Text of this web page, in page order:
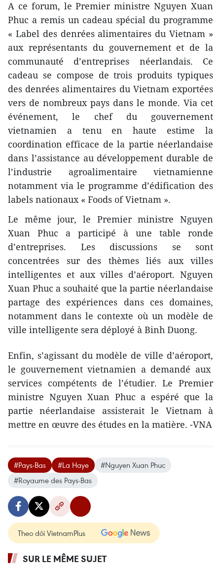
A ce forum, le Premier ministre Nguyen Xuan
Phuc a remis un cadeau spécial du programme
« Label des denrées alimentaires du Vietnam »
aux représentants du gouvernement et de la
communauté d’entreprises néerlandais. Ce
cadeau se compose de trois produits typiques
des denrées alimentaires du Vietnam exportées
vers de nombreux pays dans le monde. Via cet
événement, le chef du gouvernement
vietnamien a tenu en haute estime la
coordination efficace de la partie néerlandaise
dans l’assistance au développement durable de
l’industrie agroalimentaire vietnamienne
notamment via le programme d’édification des
labels nationaux « Foods of Vietnam ».
Le même jour, le Premier ministre Nguyen
Xuan Phuc a participé à une table ronde
d’entreprises. ​Les discussions se sont
concentrées ​sur des thèmes liés aux villes
intelligentes et aux villes d’aéroport. Nguyen
Xuan Phuc a souhaité que la partie néerlandaise
partage des expériences​ dans ces domaines,
notamment dans l​e contexte où ​un modèle​ de
ville intelligente sera déployé à Binh Duong.
Enfin, s’agissant ​du modèle ​de ville d’aéroport,
le gouvernement vietnamien a demand​é aux
services compétents de l’étudier. Le Premier
ministre Nguyen Xuan Phuc a espéré que la
partie néerlandaise assisterait le Vietnam à
mettre en œuvre des études en la matière. -VNA
#Pays-Bas #La Haye
#Nguyen Xuan Phuc
#Royaume des Pays-Bas
Theo dõi VietnamPlus
SUR LE MÊME SUJET